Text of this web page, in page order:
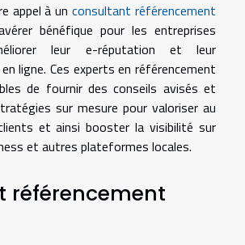
appel à unconsultant référencement
bénéfique pour les entreprises
leur e-réputation et leur
ligne. Ces experts en référencement
de fournir des conseils avisés et
sur mesure pour valoriser au
et ainsi booster la visibilité sur
et autres plateformes locales.
référencement